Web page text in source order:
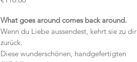
What goes around comes back around.
Wenn du Liebe aussendest, kehrt sie zu dir
zurück.
Diese wunderschönen, handgefertigten